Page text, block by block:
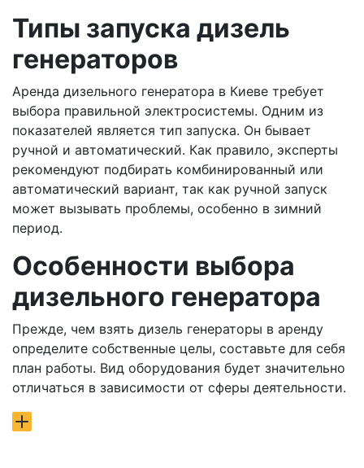
Типы запуска дизель
генераторов
Аренда дизельного генератора в Киеве требует
выбора правильной электросистемы. Одним из
показателей является тип запуска. Он бывает
ручной и автоматический. Как правило, эксперты
рекомендуют подбирать комбинированный или
автоматический вариант, так как ручной запуск
может вызывать проблемы, особенно в зимний
период.
Особенности выбора
дизельного генератора
Прежде, чем взять дизель генераторы в аренду
определите собственные целы, составьте для себя
план работы. Вид оборудования будет значительно
отличаться в зависимости от сферы деятельности.